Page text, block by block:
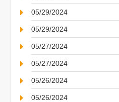
05/29/2024
05/29/2024
05/27/2024
05/27/2024
05/26/2024
05/26/2024